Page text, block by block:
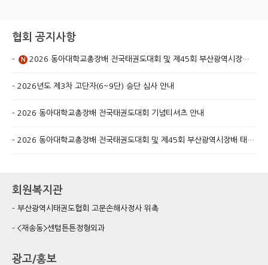
협회 공지사항
N 2026 동아대학교총장배 전국태권도대회 및 제45회 부산광역시장배 태권도대회 선착순 마감 종목 안내
2026년도 제3차 고단자(6~9단) 승단 심사 안내
2026 동아대학교총장배 전국태권도대회 기념티셔츠 안내
2026 동아대학교총장배 전국태권도대회 및 제45회 부산광역시장배 태권도대회 개최 알림
회원복지관
부산광역시태권도협회 고문손해사정사 위촉
<재송동>센텀튼튼정형외과
광고/홍보